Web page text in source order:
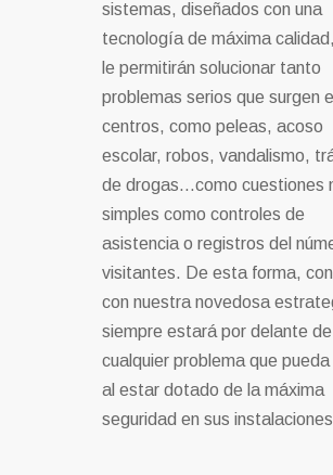
sistemas, diseñados con una
tecnología de máxima
le permitirán solucionar tanto
problemas serios que surgen
centros, como peleas, acoso
escolar, robos, vandalismo,
de drogas…como cuestiones
simples como controles de
asistencia o registros del
visitantes. De esta forma,
con nuestra novedosa
siempre estará por delante de
cualquier problema que pueda
al estar dotado de la máxima
seguridad en sus